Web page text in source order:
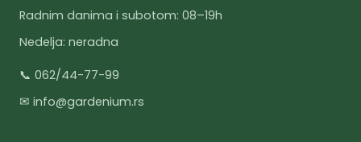
Radnim danima i subotom: 08–19h
Nedelja: neradna
📞 062/44-77-99
✉ info@gardenium.rs